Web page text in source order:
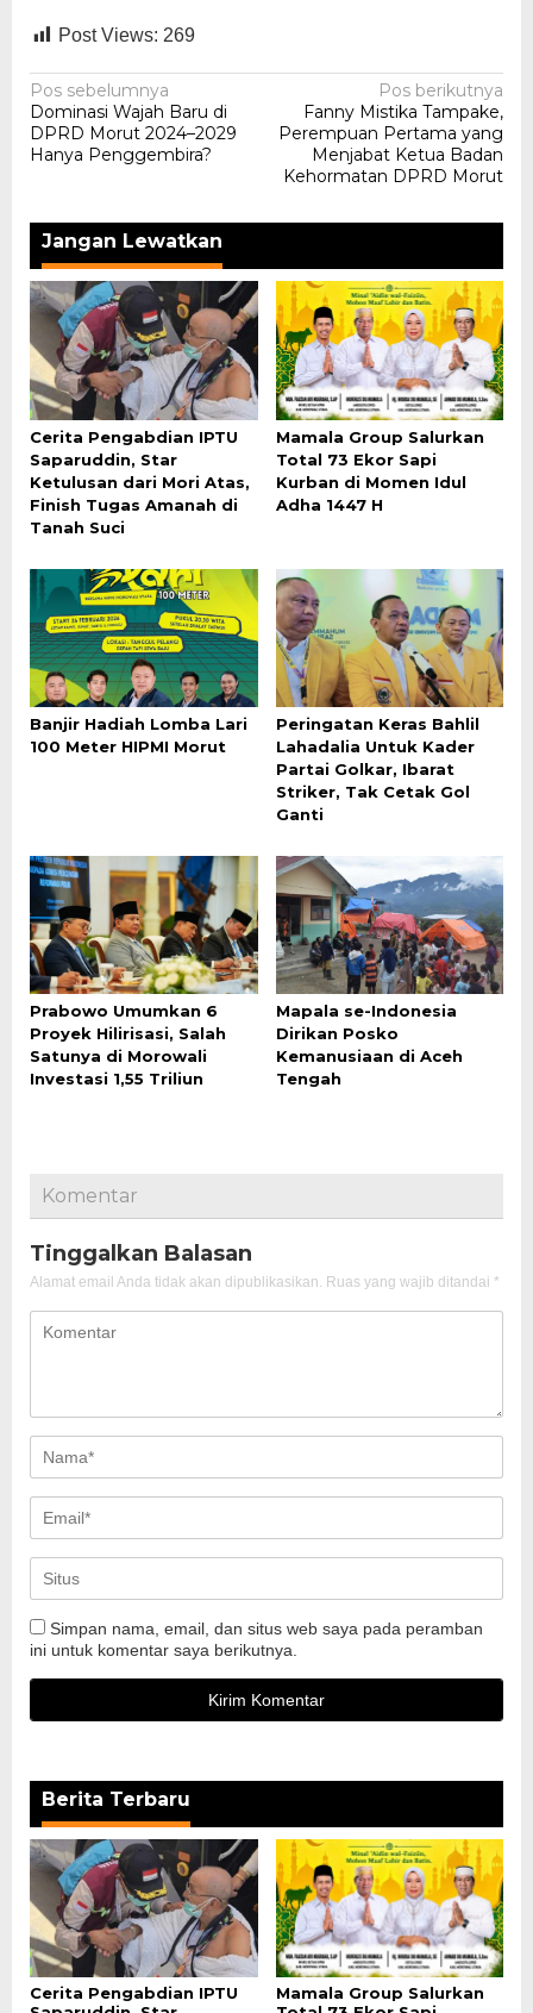
Post Views: 269
Navigasi
pos
Pos sebelumnya
Dominasi Wajah Baru di
DPRD Morut 2024–2029
Hanya Penggembira?
Pos berikutnya
Fanny Mistika Tampake,
Perempuan Pertama yang
Menjabat Ketua Badan
Kehormatan DPRD Morut
Jangan Lewatkan
Cerita Pengabdian IPTU
Saparuddin, Star
Ketulusan dari Mori Atas,
Finish Tugas Amanah di
Tanah Suci
Mamala Group Salurkan
Total 73 Ekor Sapi
Kurban di Momen Idul
Adha 1447 H
Banjir Hadiah Lomba Lari
100 Meter HIPMI Morut
Peringatan Keras Bahlil
Lahadalia Untuk Kader
Partai Golkar, Ibarat
Striker, Tak Cetak Gol
Ganti
Prabowo Umumkan 6
Proyek Hilirisasi, Salah
Satunya di Morowali
Investasi 1,55 Triliun
Mapala se-Indonesia
Dirikan Posko
Kemanusiaan di Aceh
Tengah
Komentar
Tinggalkan Balasan
Alamat email Anda tidak akan dipublikasikan. Ruas yang wajib ditandai *
Simpan nama, email, dan situs web saya pada peramban
ini untuk komentar saya berikutnya.
Berita Terbaru
Cerita Pengabdian IPTU
Mamala Group Salurkan